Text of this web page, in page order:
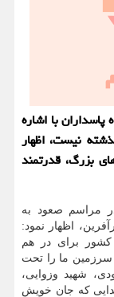
با اشاره
نیست، اظهار
بزرگ، قدرتمند
اردیبهشت) در مراسم صعود به
اظهار نمود:
کشور برای در هم
سرزمین ما را تحت
شهید وزوایی،
که جان خویش